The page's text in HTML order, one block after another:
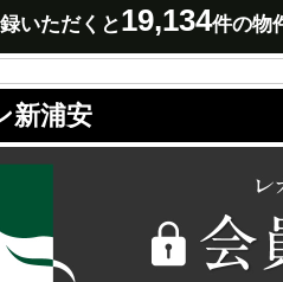
いただくと19,134件の物
新浦安